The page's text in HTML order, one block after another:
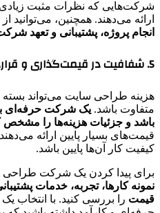
شرکت‌هایی که نظرات مثبت زیادی
ارائه می‌دهند. همچنین، می‌توانید
انجام پروژه، پشتیبانی و تعهد
5. شفافیت در قیمت‌گذاری و قرارداد
هزینه طراحی سایت می‌تواند بسته
متفاوت باشد. یک شرکت حرفه‌ای
باشد و جزئیات هزینه‌ها را مشخص
قیمت‌های بسیار پایین ارائه
کیفیت کار آن‌ها پایین باشد.
برای پیدا کردن یک شرکت طراحی
نمونه کارها، تجربه، خدمات
قیمت را بررسی کنید. با انتخاب